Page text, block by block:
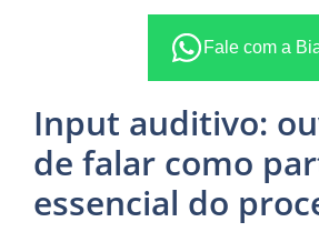
Fale com a
Input auditivo:
de falar como
essencial do